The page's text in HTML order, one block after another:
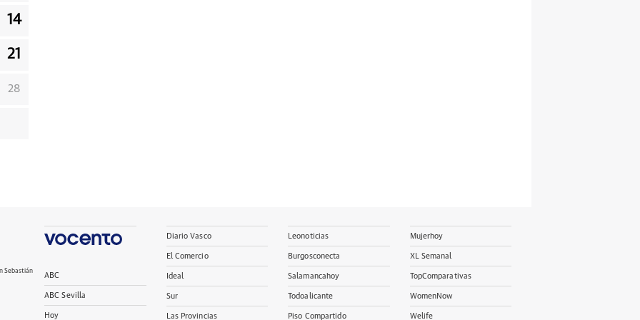
14
21
28
Sebastián
ABC
ABC Sevilla
Hoy
Diario Vasco
El Comercio
Ideal
Sur
Las Provincias
Leonoticias
Burgosconecta
Salamancahoy
Todoalicante
Piso Compartido
Mujerhoy
XL Semanal
TopComparativas
WomenNow
Welife